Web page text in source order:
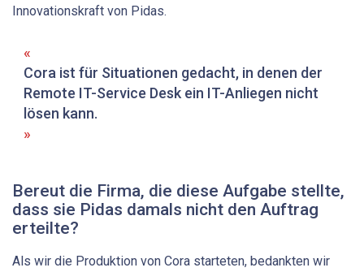
Innovationskraft von Pidas.
Cora ist für Situationen gedacht, in denen der
Remote IT-Service Desk ein IT-Anliegen nicht
lösen kann.
Bereut die Firma, die diese Aufgabe stellte,
dass sie Pidas ­damals nicht den Auftrag
erteilte?
Als wir die Produktion von Cora starteten, bedankten wir